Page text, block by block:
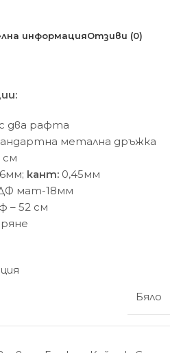
информацияОтзиви (0)
два рафта
метална дръжка
cм
кант: 0,45мм
мат-18мм
– 52 см
Бяло